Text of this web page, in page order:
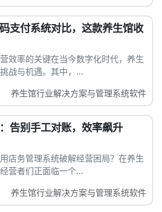
支付系统对比，这款养生馆收
效率的关键在当今数字化时代，养生
战与机遇。其中，...
养生馆行业解决方案与管理系统软件
告别手工对账，效率飙升
店务管理系统破解经营困局？在养生
营者们正面临一个...
养生馆行业解决方案与管理系统软件